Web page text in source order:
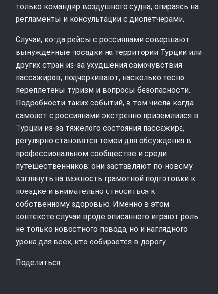
только командир воздушного судна, опираясь на
регламенты и консультации с диспетчерами.
Случаи, когда рейсы с россиянами совершают
вынужденные посадки на территории Турции или
других стран из‑за ухудшения самочувствия
пассажиров, подчеркивают, насколько тесно
переплетены туризм и вопросы безопасности.
Подробности таких событий, в том числе когда
самолет с россиянами экстренно приземлился в
Турции из‑за тяжелого состояния пассажира,
регулярно становятся темой для обсуждения в
профессиональном сообществе и среди
путешественников: они заставляют по‑новому
взглянуть на важность грамотной подготовки к
поездке и внимательно относиться к
собственному здоровью. Именно в этом
контексте случаи вроде описанного играют роль
не только новостного повода, но и наглядного
урока для всех, кто собирается в дорогу.
Поделиться